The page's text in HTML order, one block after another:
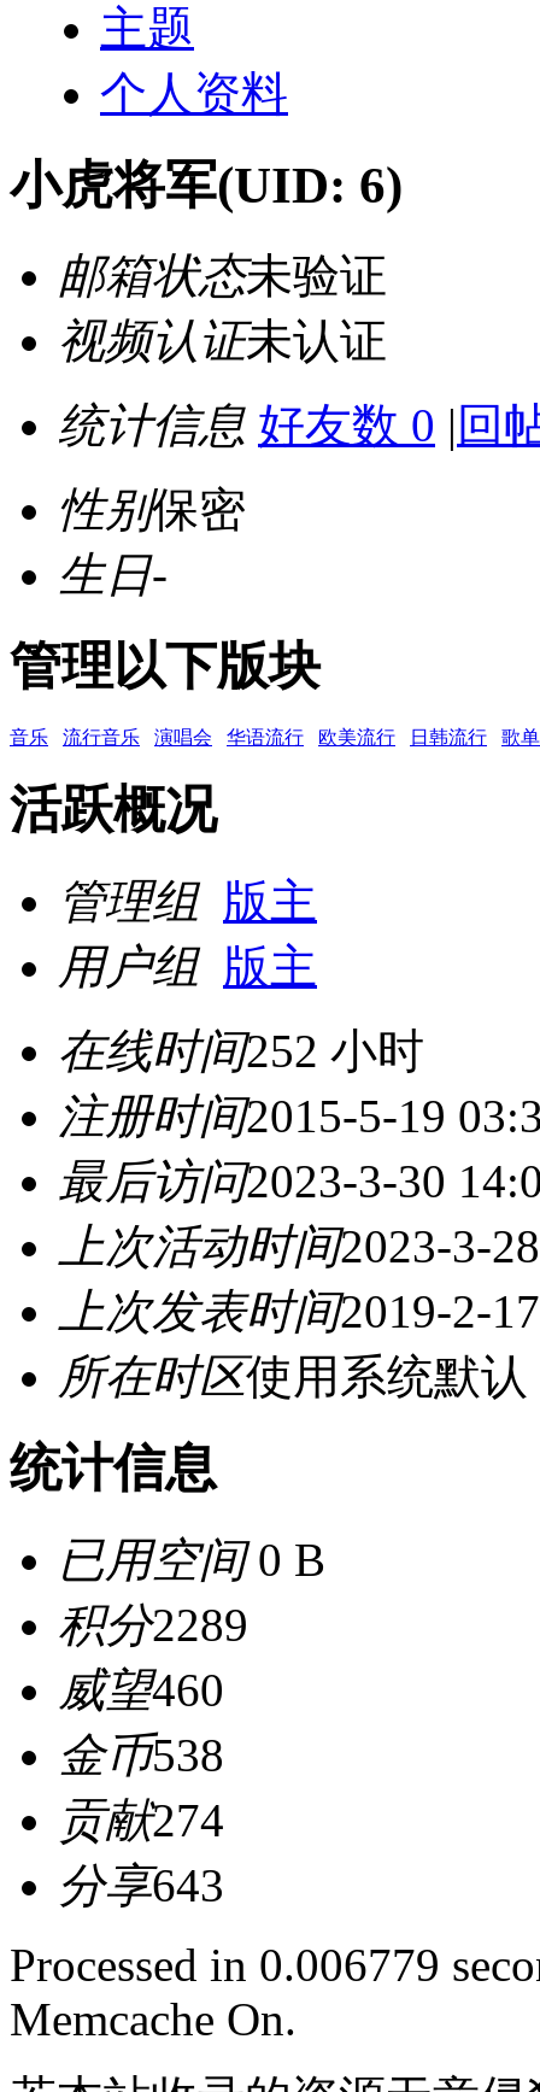
主题
个人资料
小虎将军(UID: 6)
邮箱状态未验证
视频认证未认证
统计信息 好友数 0 | 回
性别保密
生日-
管理以下版块
音乐 流行音乐 演唱会 华语流行 欧美流行 日韩流行 歌
活跃概况
管理组 版主
用户组 版主
在线时间252 小时
注册时间2015-5-19
最后访问2023-3-30
上次活动时间2023-3-
上次发表时间2019-2-
所在时区使用系统默认
统计信息
已用空间0 B
积分2289
威望460
金币538
贡献274
分享643
Processed in 0.006779
Memcache On.